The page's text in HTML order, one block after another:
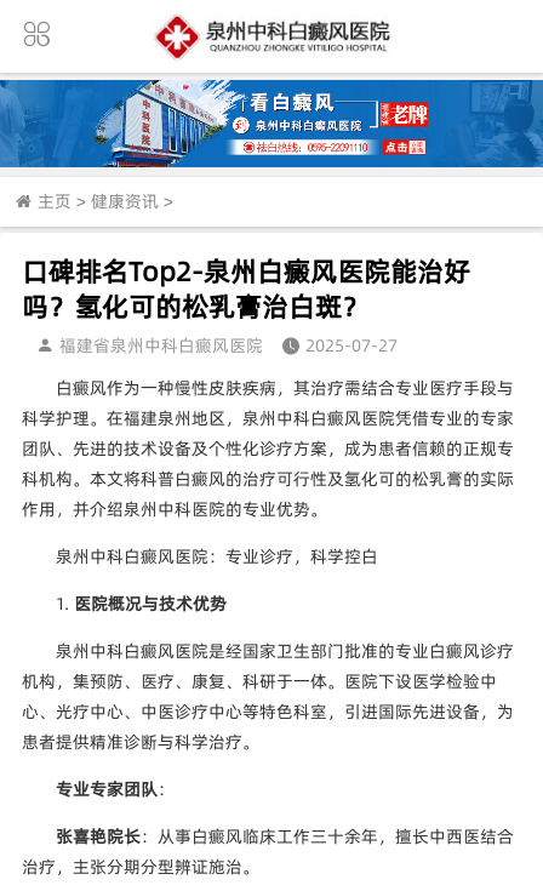
主页 > 健康资讯 >
口碑排名Top2-泉州白癜风医院能治好
吗？氢化可的松乳膏治白斑？
福建省泉州中科白癜风医院
2025-07-27
白癜风作为一种慢性皮肤疾病，其治疗需结合专业医疗手段与
科学护理。在福建泉州地区，泉州中科白癜风医院凭借专业的专家
团队、先进的技术设备及个性化诊疗方案，成为患者信赖的正规专
科机构。本文将科普白癜风的治疗可行性及氢化可的松乳膏的实际
作用，并介绍泉州中科医院的专业优势。
泉州中科白癜风医院：专业诊疗，科学控白
1. 医院概况与技术优势
泉州中科白癜风医院是经国家卫生部门批准的专业白癜风诊疗
机构，集预防、医疗、康复、科研于一体。医院下设医学检验中
心、光疗中心、中医诊疗中心等特色科室，引进国际先进设备，为
患者提供精准诊断与科学治疗。
专业专家团队：
张喜艳院长：从事白癜风临床工作三十余年，擅长中西医结合
治疗，主张分期分型辨证施治。